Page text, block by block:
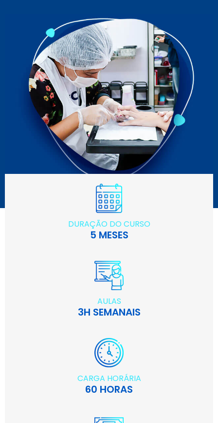
DURAÇÃO DO CURSO
5 MESES
AULAS
3H SEMANAIS
CARGA HORÁRIA
60 HORAS